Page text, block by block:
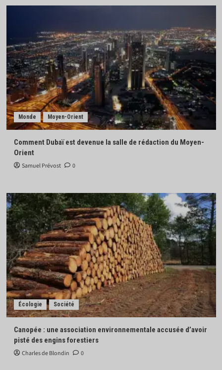
Monde Moyen-Orient
Comment Dubaï est devenue la salle de rédaction du Moyen-
Orient
Samuel Prévost 0
Écologie Société
Canopée : une association environnementale accusée d’avoir
pisté des engins forestiers
Charles de Blondin 0